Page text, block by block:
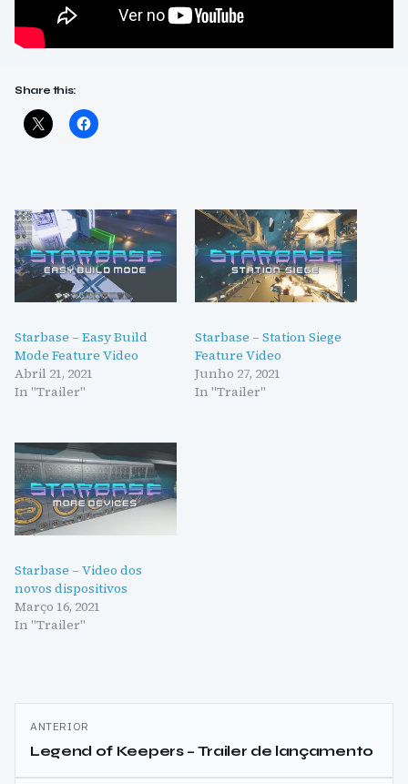
Share this:
Starbase – Easy Build
Mode Feature Video
Abril 21, 2021
In "Trailer"
Starbase – Station Siege
Feature Video
Junho 27, 2021
In "Trailer"
Starbase – Video dos
novos dispositivos
Março 16, 2021
In "Trailer"
Navegação
de
ANTERIOR
Legend of Keepers – Trailer de lançamento